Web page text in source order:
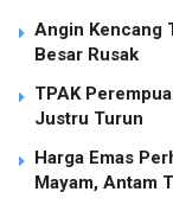
Angin Kencang
Besar Rusak
TPAK
Justru Turun
Harga Emas
Mayam, Antam